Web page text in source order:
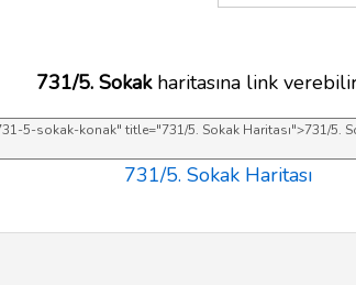
731/5. Sokakharitasına link
731/5. Sokak Haritası